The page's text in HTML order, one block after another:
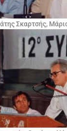
Σκαρτσής,